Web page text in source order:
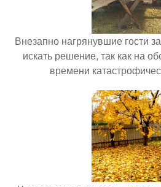
Внезапно нагрянувшие гости
искать решение, так как на
времени